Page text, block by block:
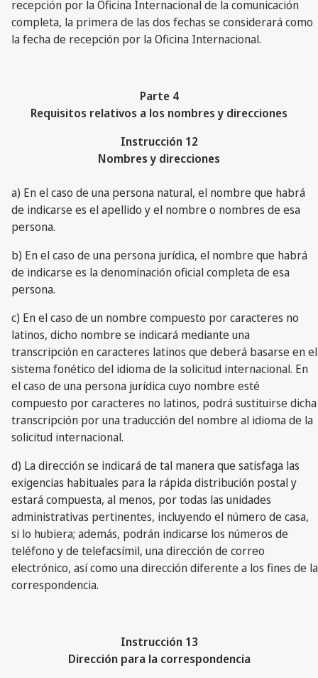
recepción por la Oficina Internacional de la comunicación
completa, la primera de las dos fechas se considerará como
la fecha de recepción por la Oficina Internacional.
Parte 4
Requisitos relativos a los nombres y direcciones
Instrucción 12
Nombres y direcciones
a) En el caso de una persona natural, el nombre que habrá
de indicarse es el apellido y el nombre o nombres de esa
persona.
b) En el caso de una persona jurídica, el nombre que habrá
de indicarse es la denominación oficial completa de esa
persona.
c) En el caso de un nombre compuesto por caracteres no
latinos, dicho nombre se indicará mediante una
transcripción en caracteres latinos que deberá basarse en el
sistema fonético del idioma de la solicitud internacional. En
el caso de una persona jurídica cuyo nombre esté
compuesto por caracteres no latinos, podrá sustituirse dicha
transcripción por una traducción del nombre al idioma de la
solicitud internacional.
d) La dirección se indicará de tal manera que satisfaga las
exigencias habituales para la rápida distribución postal y
estará compuesta, al menos, por todas las unidades
administrativas pertinentes, incluyendo el número de casa,
si lo hubiera; además, podrán indicarse los números de
teléfono y de telefacsímil, una dirección de correo
electrónico, así como una dirección diferente a los fines de la
correspondencia.
Instrucción 13
Dirección para la correspondencia